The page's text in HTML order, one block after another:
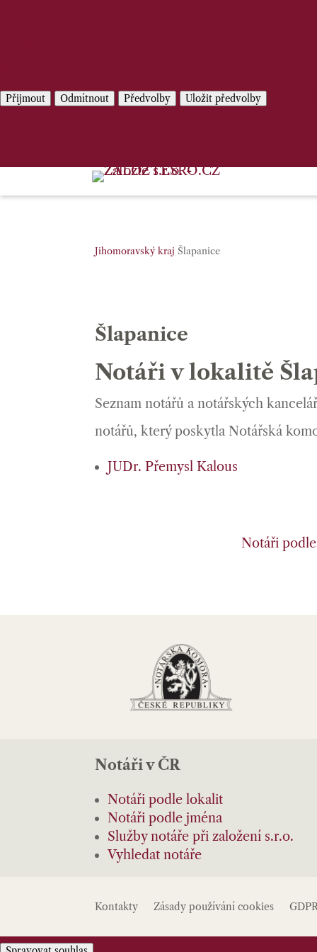
Přijmout Odmítnout Předvolby Uložit předvolby
Jihomoravský kraj Šlapanice
Šlapanice
Notáři v lokalitě
Seznam notářů a notářských
notářů, který poskytla Notářská
JUDr. Přemysl Kalous
Notáři
Notáři v ČR
Notáři podle lokalit
Notáři podle jména
Služby notáře při založení s.r.o.
Vyhledat notáře
Kontakty Zásady používání cookies